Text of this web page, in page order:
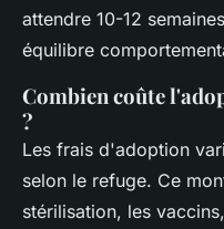
attendre 10-12
équilibre
Combien coûte
?
Les frais d'adoption
selon le refuge. Ce
stérilisation, les